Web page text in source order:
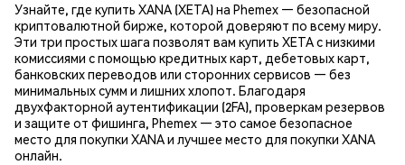
Узнайте, где купить XANA (XETA) на Phemex — безопасной
криптовалютной бирже, которой доверяют по всему миру.
Эти три простых шага позволят вам купить XETA с низкими
комиссиями с помощью кредитных карт, дебетовых карт,
банковских переводов или сторонних сервисов — без
минимальных сумм и лишних хлопот. Благодаря
двухфакторной аутентификации (2FA), проверкам резервов
и защите от фишинга, Phemex — это самое безопасное
место для покупки XANA и лучшее место для покупки XANA
онлайн.